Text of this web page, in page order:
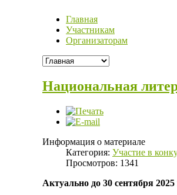
Главная
Участникам
Организаторам
Национальная
Информация о материале
Категория: Участие в
Просмотров: 1341
Актуально до 30 сентября 2025